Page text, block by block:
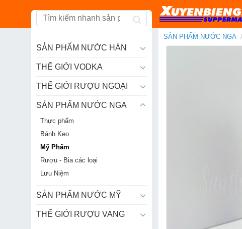
SẢN PHẨM NƯỚC HÀN
THẾ GIỚI VODKA
THẾ GIỚI RƯỢU NGOẠI
SẢN PHẨM NƯỚC NGA
Thực phẩm
Bánh Kẹo
Mỹ Phẩm
Rượu - Bia các loại
Lưu Niệm
SẢN PHẨM NƯỚC MỸ
THẾ GIỚI RƯỢU VANG
SẢN PHẨM NƯỚC NGA /